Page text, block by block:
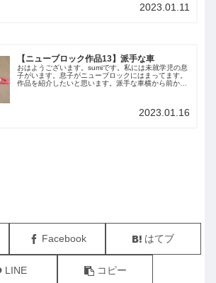
2023.01.11
【ニューブロック作品13】派手な車
おはようございます。sumiです。私には未就学児の息
子がいます。息子がニューブロックにはまってます。
作品を紹介したいと思います。派手な車横から前から
2023.01.16
Facebook はてブ
LINE コピー